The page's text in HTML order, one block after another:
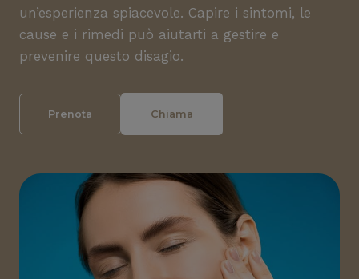
un’esperienza spiacevole. Capire i sintomi, le
cause e i rimedi può aiutarti a gestire e
prevenire questo disagio.
Prenota Chiama